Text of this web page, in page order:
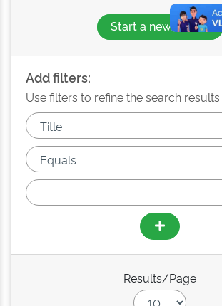
Start a new search
Add filters:
Use filters to refine the search results.
Results/Page